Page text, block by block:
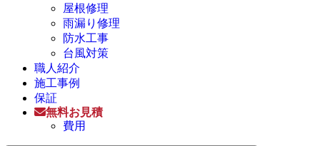
屋根修理
雨漏り修理
防水工事
台風対策
職人紹介
施工事例
保証
無料お見積
費用